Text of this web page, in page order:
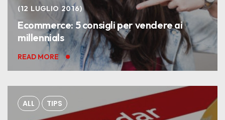
12 LUGLIO 2016
Ecommerce: 5 consigli per vendere ai
millennials
READ MORE
ALL TIPS